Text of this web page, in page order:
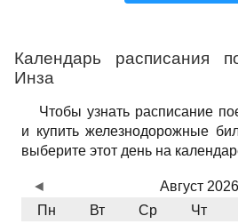
Календарь расписания
Инза
Чтобы узнать расписание
и купить железнодорожные
выберите этот день на
Август 2026
Пн
Вт Ср Чт
◄